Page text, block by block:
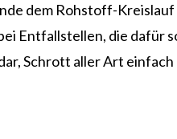
dem Rohstoff-
Entfallstellen, die dafür
Schrott aller Art einfach